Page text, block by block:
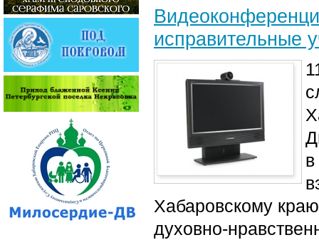
исправительные
Хабаровскому
духовно-